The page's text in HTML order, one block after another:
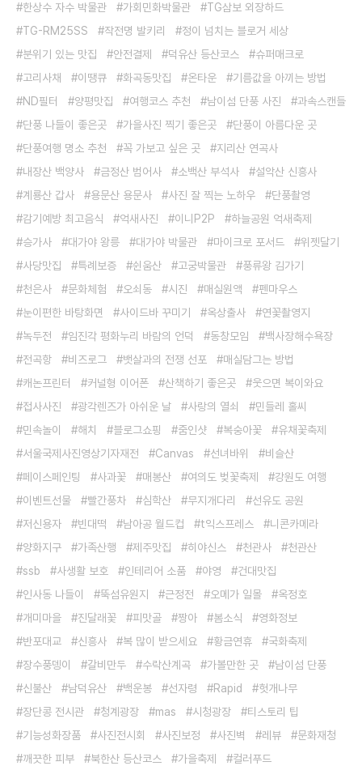
한상수 자수 박물관
가회민화박물관
TG삼보 외장하드
TG-RM25SS
작전명 발키리
정이 넘치는 블로거 세상
분위기 있는 맛집
안전결제 덕유산 등산코스
슈퍼매크로
고리사채
이땡큐 화곡동맛집 온타운
기름값을 아끼는 방법
ND필터
양평맛집 여행코스 추천 남이섬 단풍 사진
과속스캔들
단풍 나들이 좋은곳
가을사진 찍기 좋은곳
단풍이 아름다운 곳
단풍여행 명소 추천
꼭 가보고 싶은 곳
지리산 연곡사
내장산 백양사
금정산 범어사 소백산 부석사
설악산 신흥사
계룡산 갑사
용문산 용문사 사진 잘 찍는 노하우
단풍촬영
감기예방 최고음식
억새사진 이니P2P
하늘공원 억새축제
승가사
대가야 왕릉 대가야 박물관 마이크로 포서드
위젯달기
사당맛집
특례보증 쉰움산 고궁박물관
풍류왕 김가기
천은사
문화체험 오쇠동 시진 매실원액
펜마우스
눈이편한 바탕화면
사이드바 꾸미기 옥상출사
연꽃촬영지
녹두전
임진각 평화누리 바람의 언덕 동창모임
백사장해수욕장
전곡항
비즈로그 뱃살과의 전쟁 선포
매실담그는 방법
캐논프린터
커널형 이어폰 산책하기 좋은곳
웃으면 복이와요
접사사진
광각렌즈가 아쉬운 날 사랑의 열쇠
민들레 홀씨
민속놀이
해치 블로그쇼핑 줌인샷 복숭아꽃
유채꽃축제
서울국제사진영상기자재전
Canvas 선녀바위
비슬산
페이스페인팅
사과꽃 매봉산 여의도 벚꽃축제
강원도 여행
이벤트선물
빨간풍차 심학산 무지개다리
선유도 공원
저신용자
빈대떡 남아공 월드컵 t익스프레스
니콘카메라
양화지구
가족산행 제주맛집 히야신스 천관사
천관산
ssb
사생활 보호 인테리어 소품 야영
건대맛집
인사동 나들이
뚝섬유원지 근정전 오메가 일몰
옥정호
개미마을
진달래꽃 피맛골 짱아 봄소식
영화정보
반포대교
신흥사 복 많이 받으세요 황금연휴
국화축제
장수풍뎅이
갈비만두 수락산계곡 가볼만한 곳
남이섬 단풍
신불산
남덕유산 백운봉 선자령 Rapid
헛개나무
장단콩 전시관
청계광장 mas 시청광장
티스토리 팁
기능성화장품
사진전시회 사진보정 사진벽 레뷰
문화재청
깨끗한 피부
북한산 등산코스 가을축제
컬러푸드